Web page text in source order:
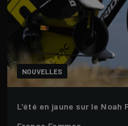
NOUVELLES
L'été en jaune sur le Noah